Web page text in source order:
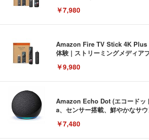
￥7,980
Amazon Fire TV Stick 4K Plus
体験 | ストリーミングメディア
￥9,980
Amazon Echo Dot (エコードッ
a、センサー搭載、鮮やかなサ
￥7,480